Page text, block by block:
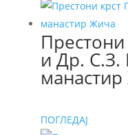
и Др. С.З.
ПОГЛЕДАЈ